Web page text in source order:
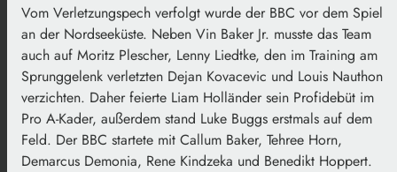
Vom Verletzungspech verfolgt wurde der BBC vor dem Spiel
an der Nordseeküste. Neben Vin Baker Jr. musste das Team
auch auf Moritz Plescher, Lenny Liedtke, den im Training am
Sprunggelenk verletzten Dejan Kovacevic und Louis Nauthon
verzichten. Daher feierte Liam Holländer sein Profidebüt im
Pro A-Kader, außerdem stand Luke Buggs erstmals auf dem
Feld. Der BBC startete mit Callum Baker, Tehree Horn,
Demarcus Demonia, Rene Kindzeka und Benedikt Hoppert.